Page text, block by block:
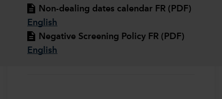
Non-dealing dates calendar FR (PDF)
English
Negative Screening Policy FR (PDF)
English